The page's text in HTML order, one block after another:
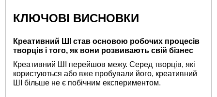
КЛЮЧОВІ ВИСНОВКИ
Креативний ШІ став основою робочих процесів
творців і того, як вони розвивають свій бізнес
Креативний ШІ перейшов межу. Серед творців, які
користуються або вже пробували його, креативний
ШІ більше не є побічним експериментом.